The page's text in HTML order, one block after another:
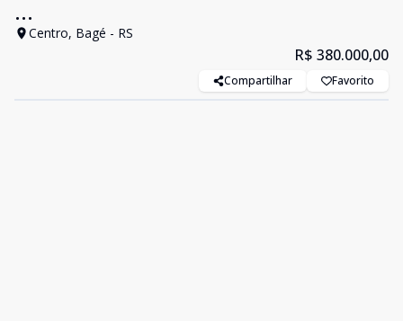
...
Centro, Bagé - RS
R$ 380.000,00
Compartilhar Favorito